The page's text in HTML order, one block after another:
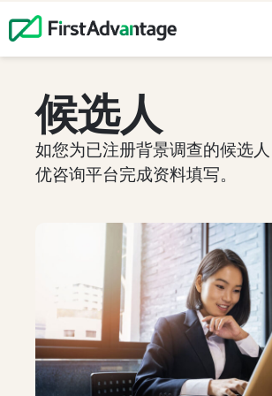
候选人
如您为已注册背景调查的候选
优咨询平台完成资料填写。